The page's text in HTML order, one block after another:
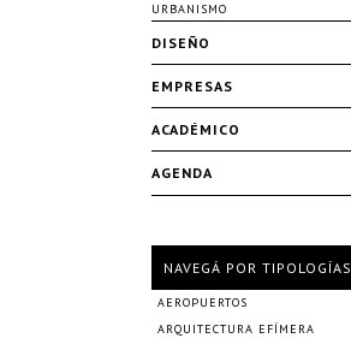
URBANISMO
DISEÑO
EMPRESAS
ACADÉMICO
AGENDA
NAVEGÁ POR TIPOLOGÍAS
AEROPUERTOS
ARQUITECTURA EFÍMERA